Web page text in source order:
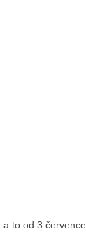
to od 3.července